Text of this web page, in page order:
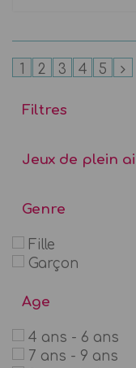
1 2 3 4 5
Filtres
Jeux de plein
Genre
Fille
Garçon
Age
4 ans - 6 ans
7 ans - 9 ans